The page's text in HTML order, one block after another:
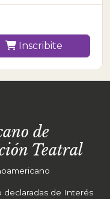
Inscribite
de
Teatral
declaradas de Interés